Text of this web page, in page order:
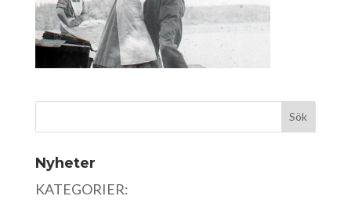
Nyheter
KATEGORIER: